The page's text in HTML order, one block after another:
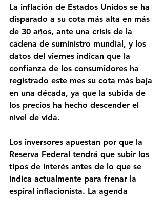
La inflación de Estados Unidos se ha
disparado a su cota más alta en más
de 30 años, ante una crisis de la
cadena de suministro mundial, y los
datos del viernes indican que la
confianza de los consumidores ha
registrado este mes su cota más baja
en una década, ya que la subida de
los precios ha hecho descender el
nivel de vida.
Los inversores apuestan por que la
Reserva Federal tendrá que subir los
tipos de interés antes de lo que se
indica actualmente para frenar la
espiral inflacionista. La agenda